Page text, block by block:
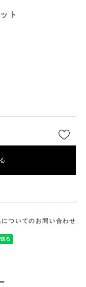
ト
についてのお問い合わせ